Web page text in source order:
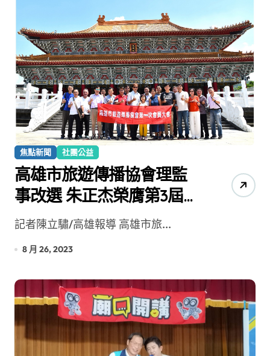
焦點新聞 社團公益
高雄市旅遊傳播協會理監
事改選 朱正杰榮膺第3屆理
事長
記者陳立驌/高雄報導 高雄市旅...
8 月 26, 2023